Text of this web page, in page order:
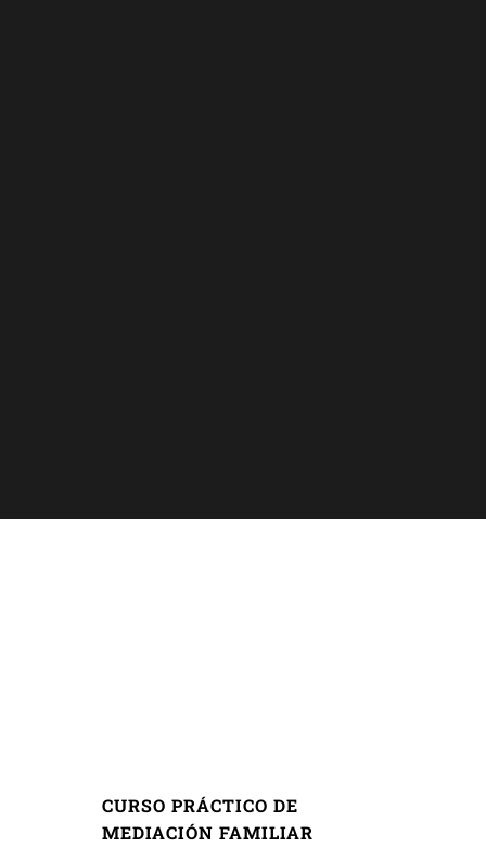
CURSO PRÁCTICO DE
MEDIACIÓN FAMILIAR